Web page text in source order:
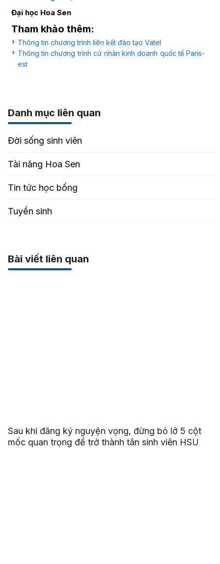
Đại học Hoa Sen
Tham khảo thêm:
Thông tin chương trình liên kết đào tạo Vatel
Thông tin chương trình cử nhân kinh doanh quốc tế Paris-
est
Danh mục liên quan
Đời sống sinh viên
Tài năng Hoa Sen
Tin tức học bổng
Tuyển sinh
Bài viết liên quan
Sau khi đăng ký nguyện vọng, đừng bỏ lỡ 5 cột
mốc quan trọng để trở thành tân sinh viên HSU